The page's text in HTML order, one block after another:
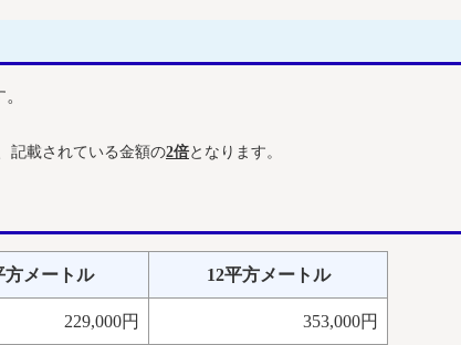
記載されている金額の2倍となります。
方メートル 12平方メートル
229,000円 353,000円